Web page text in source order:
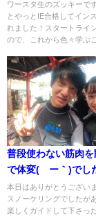
ワースタ生のズッキーで
とやっとIE合格してイン
れました！スタートライ
ので、これから色々学ぶこ
普段使わない筋肉
で体変(´ー｀)でし
本日はありがとうござい
スノーケリングでしたが
楽しくガイドして下さっ